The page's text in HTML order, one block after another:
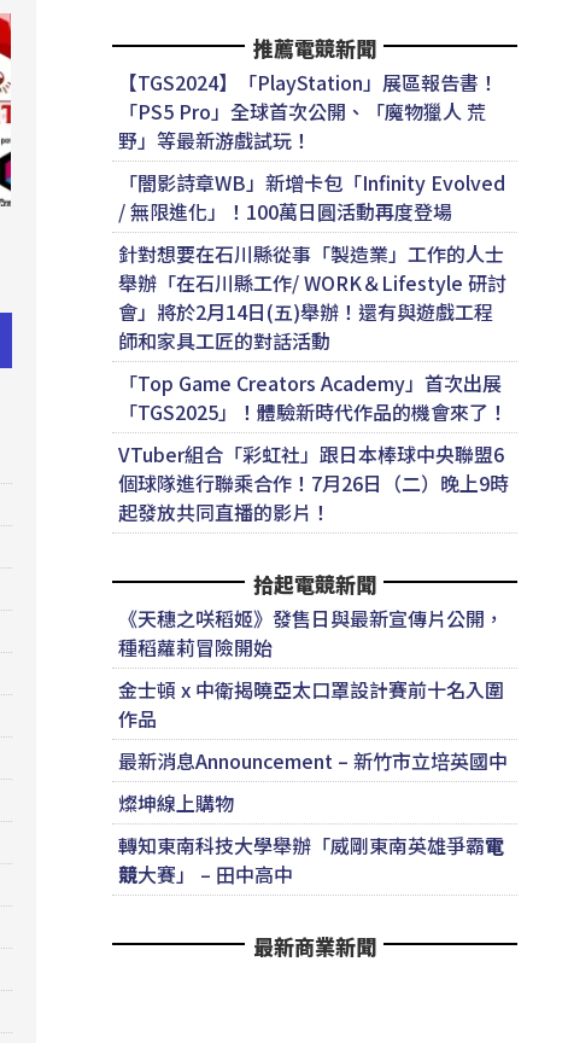
推薦電競新聞
【TGS2024】「PlayStation」展區報告書！
「PS5 Pro」全球首次公開、「魔物獵人 荒
野」等最新游戲試玩！
「闇影詩章WB」新增卡包「Infinity Evolved
/ 無限進化」！100萬日圓活動再度登場
針對想要在石川縣從事「製造業」工作的人士
舉辦「在石川縣工作/ WORK＆Lifestyle 研討
會」將於2月14日(五)舉辦！還有與遊戲工程
師和家具工匠的對話活動
「Top Game Creators Academy」首次出展
「TGS2025」！體驗新時代作品的機會來了！
VTuber組合「彩虹社」跟日本棒球中央聯盟6
個球隊進行聯乘合作！7月26日（二）晚上9時
起發放共同直播的影片！
拾起電競新聞
《天穗之咲稻姬》發售日與最新宣傳片公開，
種稻蘿莉冒險開始
金士頓 x 中衛揭曉亞太口罩設計賽前十名入圍
作品
最新消息Announcement – 新竹市立培英國中
燦坤線上購物
轉知東南科技大學舉辦「威剛東南英雄爭霸電
競大賽」 – 田中高中
最新商業新聞